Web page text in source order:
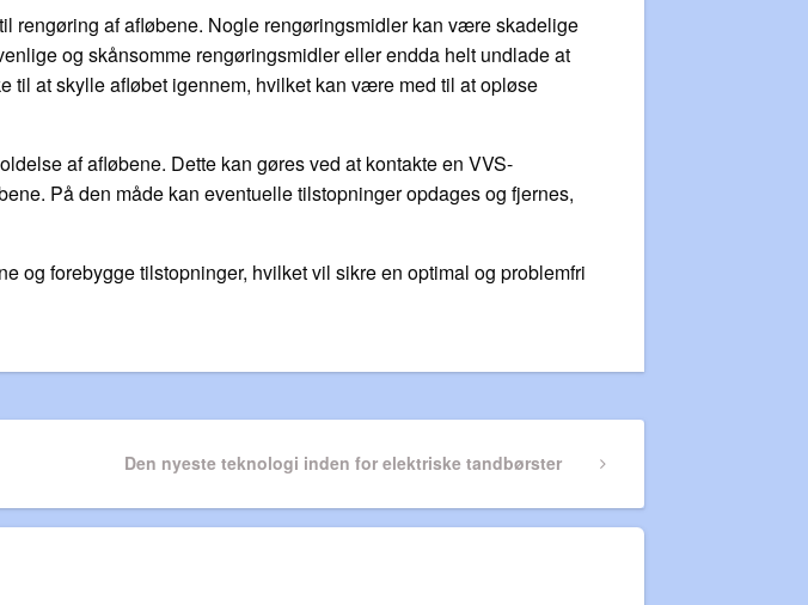
rengøring af afløbene. Nogle rengøringsmidler kan være skadelige
og skånsomme rengøringsmidler eller endda helt undlade at
til at skylle afløbet igennem, hvilket kan være med til at opløse
af afløbene. Dette kan gøres ved at kontakte en VVS-
På den måde kan eventuelle tilstopninger opdages og fjernes,
og forebygge tilstopninger, hvilket vil sikre en optimal og problemfri
Next
Den nyeste teknologi inden for elektriske tandbørster